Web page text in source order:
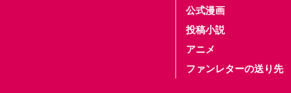
公式漫画
投稿小説
アニメ
ファンレターの送り先